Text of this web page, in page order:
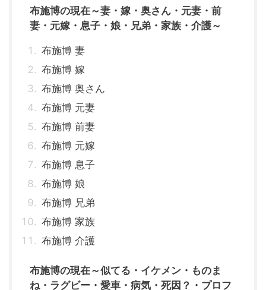
布施博の現在～妻・嫁・奥さん・元妻・前
妻・元嫁・息子・娘・兄弟・家族・介護～
布施博 妻
布施博 嫁
布施博 奥さん
布施博 元妻
布施博 前妻
布施博 元嫁
布施博 息子
布施博 娘
布施博 兄弟
布施博 家族
布施博 介護
布施博の現在～似てる・イケメン・ものま
ね・ラグビー・愛車・病気・死因？・プロフ